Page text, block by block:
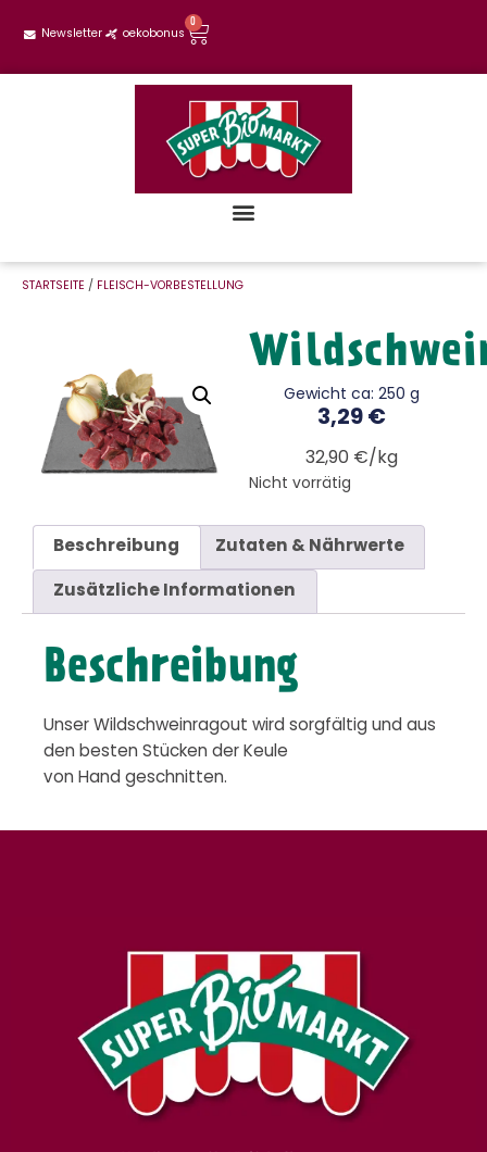
Newsletter oekobonus
0
STARTSEITE / FLEISCH-VORBESTELLUNG
Gewicht ca: 250 g
3,29 €
32,90 €/kg
Nicht vorrätig
Beschreibung Zutaten & Nährwerte
Zusätzliche Informationen
Beschreibung
Unser Wildschweinragout wird sorgfältig und aus
den besten Stücken der Keule
von Hand geschnitten.